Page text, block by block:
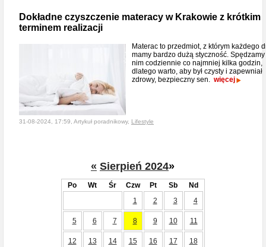
Dokładne czyszczenie materacy w Krakowie z krótkim
terminem realizacji
Materac to przedmiot, z którym każdego
mamy bardzo dużą styczność.
nim codziennie co najmniej kilka godzin,
dlatego warto, aby był czysty i zapewniał
zdrowy, bezpieczny sen. więcej
31-08-2024, 17:59, Artykuł poradnikowy, Lifestyle
« Sierpień 2024»
Po Wt Śr Czw Pt Sb
Nd
1
2 3 4
5 6 7 8 9 10 11
12 13 14 15 16 17 18